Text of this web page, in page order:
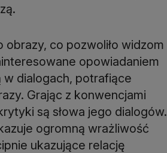
co pozwoliło widzom
opowiadaniem
w dialogach, potrafiące
Grając z konwencjami
są słowa jego dialogów.
ogromną wrażliwość
ukazujące relację